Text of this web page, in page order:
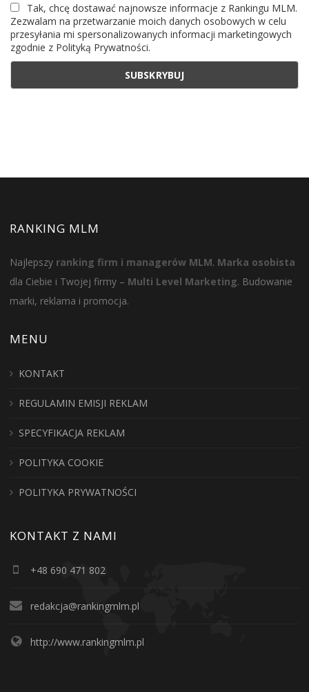
Tak, chcę dostawać najnowsze informacje z Rankingu MLM.
Zezwalam na przetwarzanie moich danych osobowych w celu
przesyłania mi spersonalizowanych informacji marketingowych
zgodnie z Polityką Prywatności.
RANKING MLM
Najlepszy ranking firm i managerów MLM. Marka osobista
dla Ciebie i Twojej firmy – Multi Level Marketing. Budowanie
marki, reklama i promocja.
MENU
KONTAKT
REGULAMIN EMISJI REKLAM
SPECYFIKACJA REKLAM
POLITYKA COOKIE
POLITYKA PRYWATNOŚCI
KONTAKT Z NAMI
+48 690 471 802
redakcja@rankingmlm.pl
http://www.rankingmlm.pl